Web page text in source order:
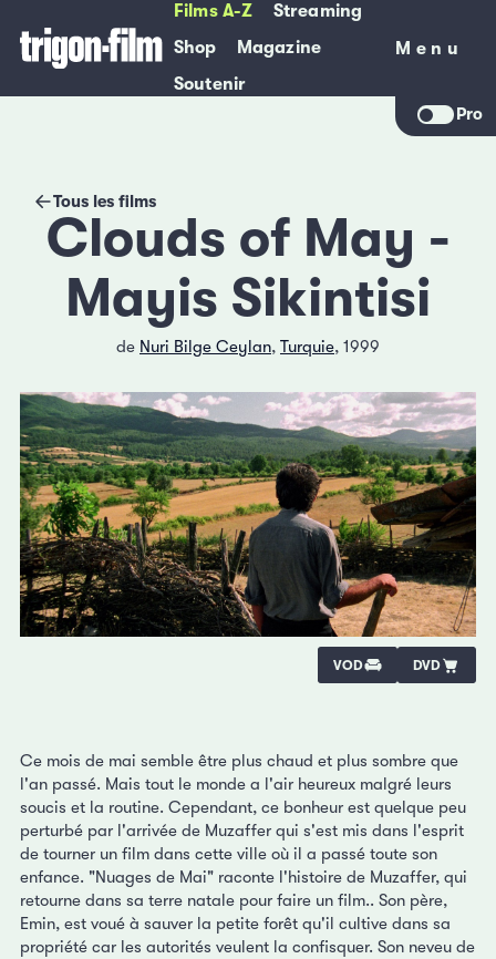
Films A-Z
Streaming
Shop
Magazine
Soutenir
Menu
Menu
Pro
Tous les films
Clouds of May -
Mayis Sikintisi
de Nuri Bilge Ceylan, Turquie, 1999
VOD DVD
Ce mois de mai semble être plus chaud et plus sombre que
l'an passé. Mais tout le monde a l'air heureux malgré leurs
soucis et la routine. Cependant, ce bonheur est quelque peu
perturbé par l'arrivée de Muzaffer qui s'est mis dans l'esprit
de tourner un film dans cette ville où il a passé toute son
enfance. "Nuages de Mai" raconte l'histoire de Muzaffer, qui
retourne dans sa terre natale pour faire un film.. Son père,
Emin, est voué à sauver la petite forêt qu'il cultive dans sa
propriété car les autorités veulent la confisquer. Son neveu de